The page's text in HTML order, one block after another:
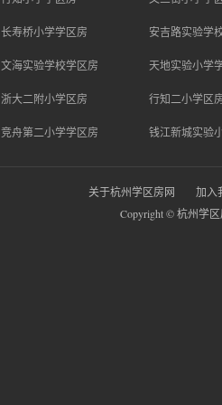
长寿桥小学学区房 安吉路实验学
文海实验学校学区房 天地实验小学
浙大二附小学区房 行知二小学区
竞舟第二小学学区房 钱江新城实验
关于杭州学区房网
加入
Copyright © 杭州学